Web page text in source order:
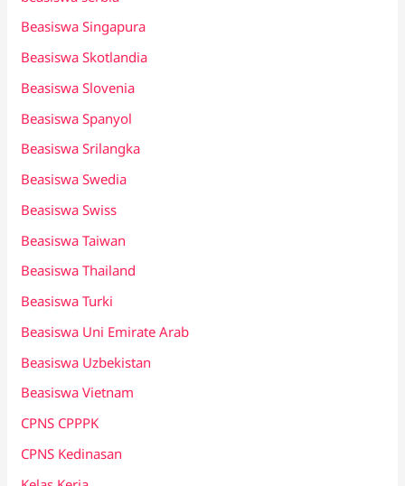
Beasiswa Singapura
Beasiswa Skotlandia
Beasiswa Slovenia
Beasiswa Spanyol
Beasiswa Srilangka
Beasiswa Swedia
Beasiswa Swiss
Beasiswa Taiwan
Beasiswa Thailand
Beasiswa Turki
Beasiswa Uni Emirate Arab
Beasiswa Uzbekistan
Beasiswa Vietnam
CPNS CPPPK
CPNS Kedinasan